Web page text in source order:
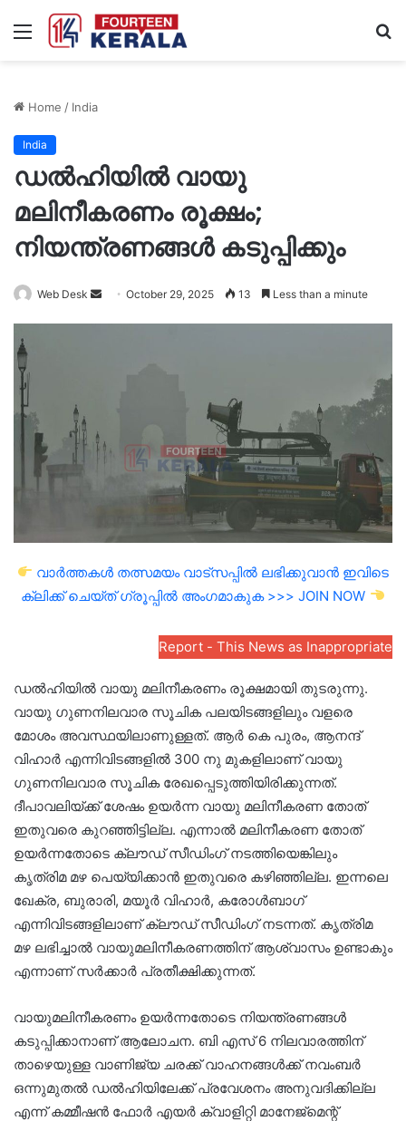
Menu
Home / India
India
ഡൽഹിയിൽ വായു
മലിനീകരണം രൂക്ഷം;
നിയന്ത്രണങ്ങൾ കടുപ്പിക്കും
Web Desk
SendOctober 29, 2025 13 Less than a minute
വാർത്തകൾ തത്സമയം വാട്സപ്പിൽ ലഭിക്കുവാൻ ഇവിടെ
ക്ലിക്ക് ചെയ്ത് ഗ്രൂപ്പിൽ അംഗമാകുക >>> JOIN NOW
Report - This News as Inappropriate
ഡൽഹിയിൽ വായു മലിനീകരണം രൂക്ഷമായി തുടരുന്നു.
വായു ഗുണനിലവാര സൂചിക പലയിടങ്ങളിലും വളരെ
മോശം അവസ്ഥയിലാണുള്ളത്. ആർ കെ പുരം, ആനന്ദ്
വിഹാർ എന്നിവിടങ്ങളിൽ 300 നു മുകളിലാണ് വായു
ഗുണനിലവാര സൂചിക രേഖപ്പെടുത്തിയിരിക്കുന്നത്.
ദീപാവലിയ്ക്ക് ശേഷം ഉയർന്ന വായു മലിനീകരണ തോത്
ഇതുവരെ കുറഞ്ഞിട്ടില്ല. എന്നാൽ മലിനീകരണ തോത്
ഉയർന്നതോടെ ക്ലൗഡ് സീഡിംഗ് നടത്തിയെങ്കിലും
കൃത്രിമ മഴ പെയ്യിക്കാൻ ഇതുവരെ കഴിഞ്ഞില്ല. ഇന്നലെ
ഖേക്ര, ബുരാരി, മയൂര്‍ വിഹാര്‍, കരോള്‍ബാഗ്
എന്നിവിടങ്ങളിലാണ് ക്ലൗഡ് സീഡിംഗ് നടന്നത്. കൃത്രിമ
മഴ ലഭിച്ചാൽ വായുമലിനീകരണത്തിന് ആശ്വാസം ഉണ്ടാകും
എന്നാണ് സർക്കാർ പ്രതീക്ഷിക്കുന്നത്.
വായുമലിനീകരണം ഉയർന്നതോടെ നിയന്ത്രണങ്ങൾ
കടുപ്പിക്കാനാണ് ആലോചന. ബി എസ് 6 നിലവാരത്തിന്
താഴെയുള്ള വാണിജ്യ ചരക്ക് വാഹനങ്ങൾക്ക് നവംബർ
ഒന്നുമുതൽ ഡൽഹിയിലേക്ക് പ്രവേശനം അനുവദിക്കില്ല
എന്ന് കമ്മീഷൻ ഫോർ എയർ ക്വാളിറ്റി മാനേജ്മെന്റ്